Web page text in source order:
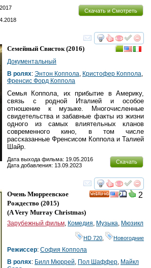
Скачать и Смотреть
смотреть
Семейный Свисток(2016)
Документальный
В ролях: Энтон Коппола, Кристофер Коппола,
Френсис Форд Коппола
Семья Коппола, их прибытие в Америку,
связь с родной Италией и особое
отношение к музыке. Многочисленные
свидетельства и забавные факты из жизни
одного из самых влиятельных кланов
современного кино, в том числе
рассказанные Френсисом Коппола и Талией
Шайр.
Скачать
Дата выхода фильма: 19.05.2016
Дата добавления: 13.09.2023
смотреть
2
Очень Мюрреевское
Рождество (2015)
(A Very Murray Christmas)
Зарубежный фильм, Комедия, Музыка, Мюзикл
HD 720 Новогодние
Режиссер: София Коппола
В ролях: Билл Мюррей, Пол Шаффер, Майкл